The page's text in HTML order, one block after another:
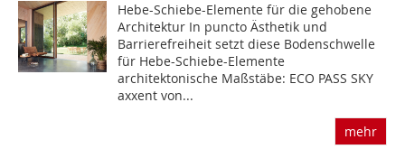
Hebe-Schiebe-Elemente für die gehobene
Architektur In puncto Ästhetik und
Barrierefreiheit setzt diese Bodenschwelle
für Hebe-Schiebe-Elemente
architektonische Maßstäbe: ECO PASS SKY
axxent von...
mehr